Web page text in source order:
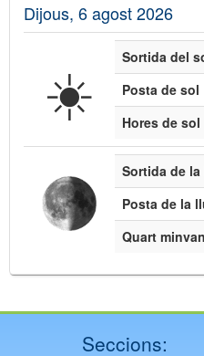
Dijous, 6 agost 2026
☀️ Sortida del
Posta de sol
Hores de sol
Sortida de
Posta de la
Quart
Seccions: